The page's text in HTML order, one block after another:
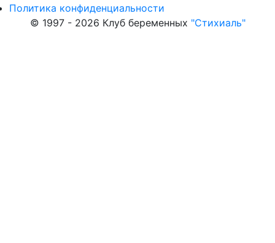
Политика конфиденциальности
© 1997 - 2026 Клуб беременных "Стихиаль"